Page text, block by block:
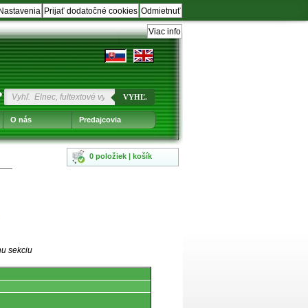
Odmietnuť
Prijať dodatočné cookies
Nastavenia
Viac info
VYHĽ.
O nás Predajcovia
0 položiek | košík
sekciu